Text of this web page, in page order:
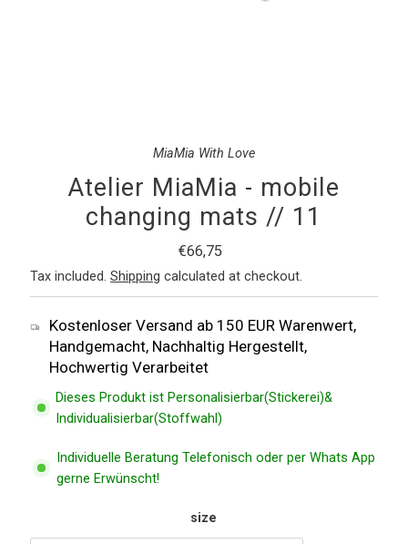
MiaMia With Love
Atelier MiaMia - mobile
changing mats // 11
Regular
Price
€66,75
Tax included.Shipping calculated at checkout.
Kostenloser Versand ab 150 EUR Warenwert,
Handgemacht, Nachhaltig Hergestellt,
Hochwertig Verarbeitet
Dieses Produkt ist Personalisierbar(Stickerei)&
Individualisierbar(Stoffwahl)
Individuelle Beratung Telefonisch oder per Whats App
gerne Erwünscht!
size